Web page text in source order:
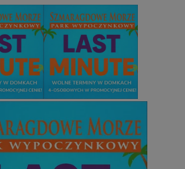
Wydajność Targetowanie
pliki cookie umożliwiają korzystanie z podstawowych
jak logowanie użytkownika i zarządzanie kontem. Bez
prawidłowo korzystać ze strony internetowej.
Provider/
Domena
mojetychy.pl
mojetychy.pl
mojetychy.pl